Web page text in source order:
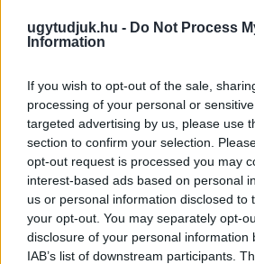
ugytudjuk.hu - Do Not Process
Information
If you wish to opt-out of the sale,
processing of your personal or
targeted advertising by us, please use
section to confirm your selection.
opt-out request is processed you may
interest-based ads based on personal
us or personal information disclosed to
your opt-out. You may separately opt-
disclosure of your personal information
IAB’s list of downstream participants.
A csokinyuszik felől idén is nyugodtak
EGYESEK SZERINT A
2020. december. 07. 09:31
Nem azok a csokik voltak az első
MÁR A CSOKIMIKULÁS IS
2020. november. 10. 10:42
Készüljünk fel, a maradék ünnepeink is
idén.
CSOKIRA KERÜLT A DAL
MEGJÁRT KÓBOR ZSÓKA ÉS